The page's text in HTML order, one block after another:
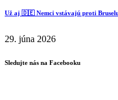
Už aj 🇩🇪 Nemci vstávajú proti
29. júna 2026
Sledujte nás na Facebooku